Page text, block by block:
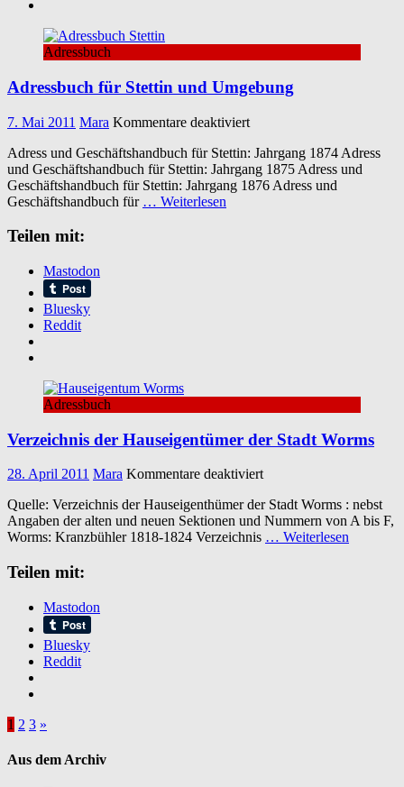
Adressbuch
Adressbuch für Stettin und Umgebung
7. Mai 2011 Mara Kommentare deaktiviertfür
für
Stettin
und
Adress und Geschäftshandbuch für Stettin: Jahrgang 1874 Adress
und Geschäftshandbuch für Stettin: Jahrgang 1875 Adress und
Geschäftshandbuch für Stettin: Jahrgang 1876 Adress und
Geschäftshandbuch für … Weiterlesen
Teilen mit:
Mastodon
Bluesky
Reddit
Adressbuch
Verzeichnis der Hauseigentümer der Stadt Worms
28. April 2011 Mara Kommentare deaktiviertfür
der
Hauseigentümer
der
Quelle: Verzeichnis der Hauseigenthümer der Stadt Worms : nebst
Angaben der alten und neuen Sektionen und Nummern von A bis F,
Worms: Kranzbühler 1818-1824 Verzeichnis … Weiterlesen
Teilen mit:
Mastodon
Bluesky
Reddit
Seitennummerierung
der
1 2 3 »
Aus dem Archiv